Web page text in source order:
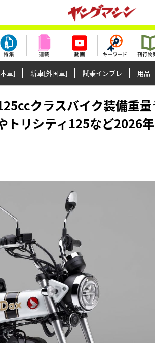
車] 新車[外国車] 試乗インプレ 用品
クラスバイク装備重量
トリシティ125など2026